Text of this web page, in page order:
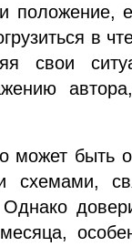
положение,
в
свои
может быть
схемами,
Однако